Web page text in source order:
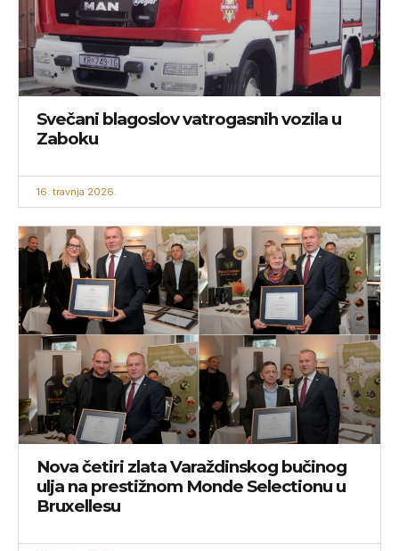
Svečani blagoslov vatrogasnih vozila u
Zaboku
16. travnja 2026.
Nova četiri zlata Varaždinskog bučinog
ulja na prestižnom Monde Selectionu u
Bruxellesu